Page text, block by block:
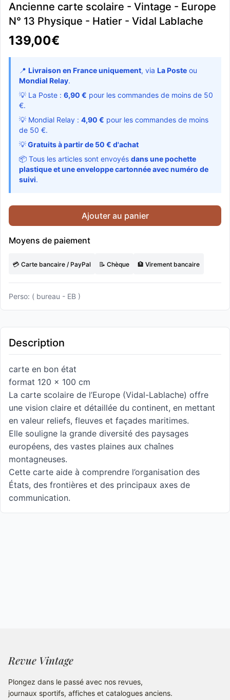
Ancienne carte scolaire - Vintage - Europe
N° 13 Physique - Hatier - Vidal Lablache
139,00€
📍 Livraison en France uniquement, via La Poste ou
Mondial Relay.
💡 La Poste : 6,90 € pour les commandes de moins de 50
€.
💡 Mondial Relay : 4,90 € pour les commandes de moins
de 50 €.
💡Gratuits à partir de 50 € d'achat
📦 Tous les articles sont envoyés dans une pochette
plastique et une enveloppe cartonnée avec numéro de
suivi.
Ajouter au panier
Moyens de paiement
💳 Carte bancaire / PayPal 📝 Chèque 🏦 Virement bancaire
Perso: ( bureau - EB )
Description
carte en bon état
format 120 x 100 cm
La carte scolaire de l’Europe (Vidal-Lablache) offre
une vision claire et détaillée du continent, en mettant
en valeur reliefs, fleuves et façades maritimes.
Elle souligne la grande diversité des paysages
européens, des vastes plaines aux chaînes
montagneuses.
Cette carte aide à comprendre l’organisation des
États, des frontières et des principaux axes de
communication.
Revue Vintage
Plongez dans le passé avec nos revues,
journaux sportifs, affiches et catalogues anciens.